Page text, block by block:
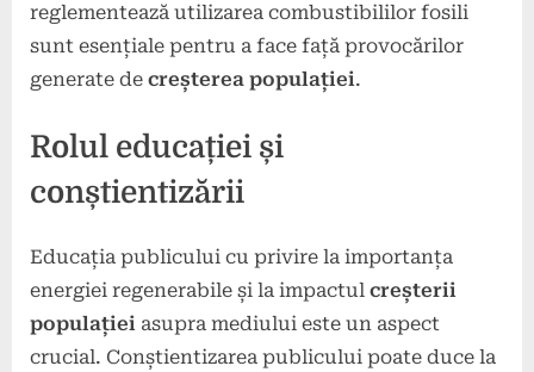
reglementează utilizarea combustibililor fosili
sunt esențiale pentru a face față provocărilor
generate de creșterea populației.
Rolul educației și
conștientizării
Educația publicului cu privire la importanța
energiei regenerabile și la impactul creșterii
populației asupra mediului este un aspect
crucial. Conștientizarea publicului poate duce la